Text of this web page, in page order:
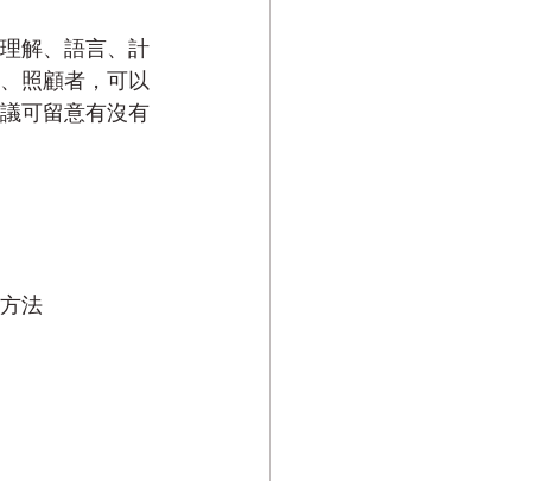
解、語言、計
照顧者，可以
可留意有沒有
法